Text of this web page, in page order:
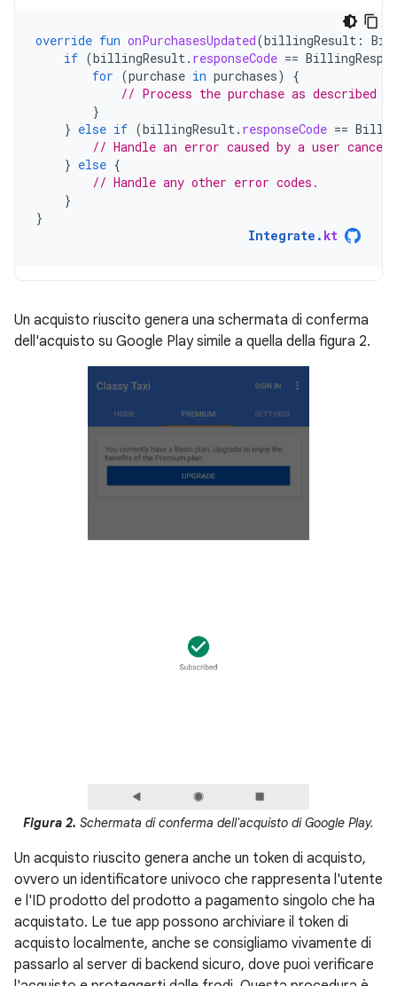
override fun onPurchasesUpdated(billingResult :
if (billingResult. responseCode ==
for (purchase in purchases)
{
// Process the purchase as described
}
} else if (billingResult. responseCode ==
// Handle an error caused by a user
} else {
// Handle any other error codes.
}
}
Integrate . kt
Un acquisto riuscito genera una schermata di conferma
dell'acquisto su Google Play simile a quella della figura 2.
Figura 2. Schermata di conferma dell'acquisto di Google Play.
Un acquisto riuscito genera anche un token di acquisto,
ovvero un identificatore univoco che rappresenta l'utente
e l'ID prodotto del prodotto a pagamento singolo che ha
acquistato. Le tue app possono archiviare il token di
acquisto localmente, anche se consigliamo vivamente di
passarlo al server di backend sicuro, dove puoi verificare